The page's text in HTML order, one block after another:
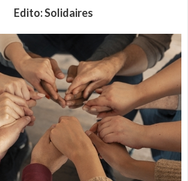
Edito: Solidaires